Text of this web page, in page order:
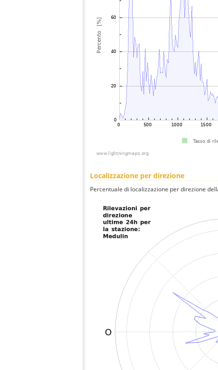
Localizzazione per direzione
Percentuale di localizzazione per direzione